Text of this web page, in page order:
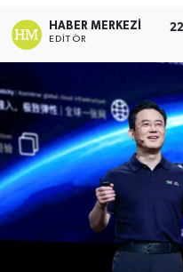
HABER MERKEZI
EDITÖR
Yaşam